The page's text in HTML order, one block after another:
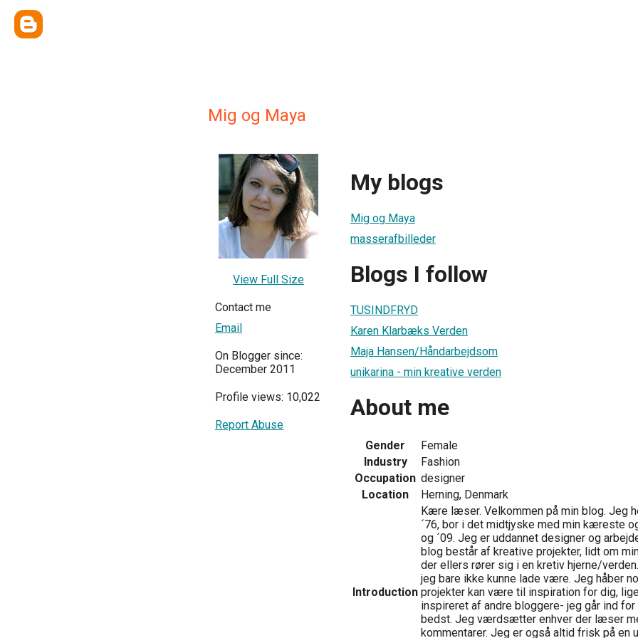
Mig og Maya
View Full Size
Contact me
Email
On Blogger since:
December 2011
Profile views: 10,022
Report Abuse
My blogs
Mig og Maya
masserafbilleder
Blogs I follow
TUSINDFRYD
Karen Klarbæks Verden
Maja Hansen/Håndarbejdsom
unikarina - min kreative verden
About me
Gender
Female
Industry
Fashion
Occupation designer
Location
Herning, Denmark
Introduction
Kære læser. Velkommen på min blog. Jeg
´76, bor i det midtjyske med min kæreste
og ´09. Jeg er uddannet designer og
blog består af kreative projekter, lidt om
der ellers rører sig i en kretiv hjerne/
jeg bare ikke kunne lade være. Jeg håber
projekter kan være til inspiration for dig,
inspireret af andre bloggere- jeg går ind for
bedst. Jeg værdsætter enhver der læser
kommentarer. Jeg er også altid frisk på en